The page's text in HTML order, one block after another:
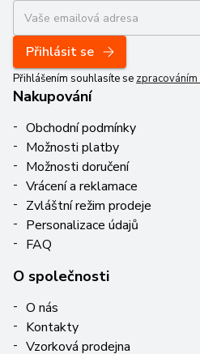
Přihlásit se
Přihlášením souhlasíte se
Nakupování
Obchodní podmínky
Možnosti platby
Možnosti doručení
Vrácení a reklamace
Zvláštní režim prodeje
Personalizace údajů
FAQ
O společnosti
O nás
Kontakty
Vzorková prodejna